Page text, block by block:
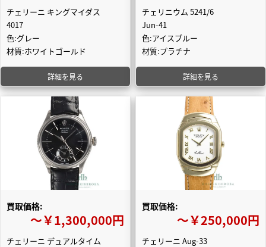
チェリーニ キングマイダス
4017
色:グレー
材質:ホワイトゴールド
詳細を見る
チェリニウム 5241/6
Jun-41
色:アイスブルー
材質:プラチナ
詳細を見る
買取価格:
〜￥1,300,000円
チェリーニ デュアルタイム
買取価格:
〜￥250,000円
チェリーニ Aug-33